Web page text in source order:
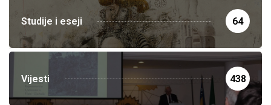
Studije i eseji 64
Vijesti 438